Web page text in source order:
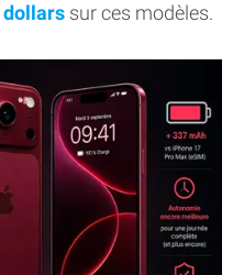
dollars sur ces modèles.